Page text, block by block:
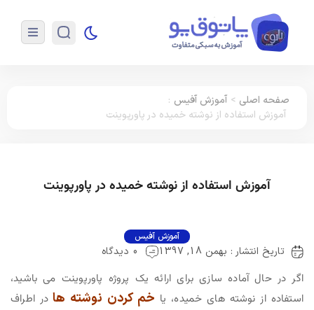
صفحه اصلی > آموزش آفیس :
آموزش استفاده از نوشته‌ خمیده در پاورپوینت
آموزش استفاده از نوشته‌ خمیده در پاورپوینت
آموزش آفیس
تاریخ انتشار : بهمن 18, 1397 0 دیدگاه
اگر در حال آماده سازی برای ارائه یک پروژه پاورپوینت می باشید،
استفاده از نوشته های خمیده، یا خم کردن نوشته ها در اطراف